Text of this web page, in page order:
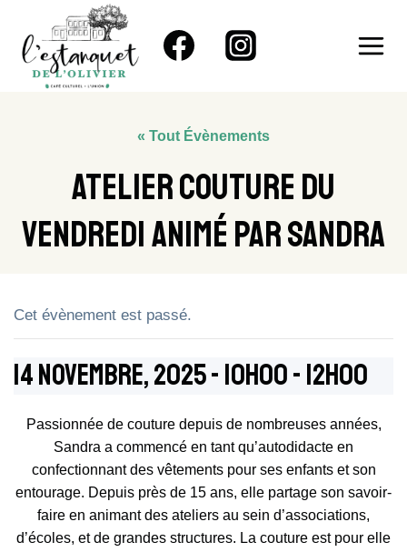
contenu
« Tout Évènements
Atelier Couture Du
Vendredi Animé Par Sandra
Cet évènement est passé.
14 Novembre, 2025 - 10h00- 12h00
Passionnée de couture depuis de nombreuses années,
Sandra a commencé en tant qu’autodidacte en
confectionnant des vêtements pour ses enfants et son
entourage. Depuis près de 15 ans, elle partage son savoir-
faire en animant des ateliers au sein d’associations,
d’écoles, et de grandes structures. La couture est pour elle